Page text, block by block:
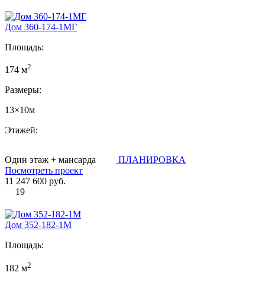
Дом 360-174-1МГ
Площадь:
174 м2
Размеры:
13×10м
Этажей:
Один этаж + мансарда
ПЛАНИРОВКА
Посмотреть проект
11 247 600 руб.
19
Дом 352-182-1М
Площадь:
182 м2